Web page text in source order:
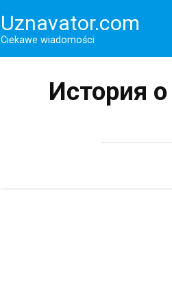
Uznavator.com
Ciekawe wiadomości
История